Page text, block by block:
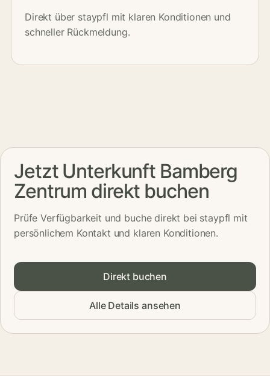
Direkt über staypfl mit klaren Konditionen und
schneller Rückmeldung.
Jetzt Unterkunft Bamberg
Zentrum direkt buchen
Prüfe Verfügbarkeit und buche direkt bei staypfl mit
persönlichem Kontakt und klaren Konditionen.
Direkt buchen
Alle Details ansehen